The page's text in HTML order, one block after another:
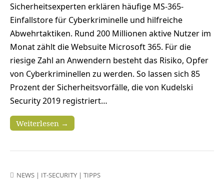
Sicherheitsexperten erklären häufige MS-365-
Einfallstore für Cyberkriminelle und hilfreiche
Abwehrtaktiken. Rund 200 Millionen aktive Nutzer im
Monat zählt die Websuite Microsoft 365. Für die
riesige Zahl an Anwendern besteht das Risiko, Opfer
von Cyberkriminellen zu werden. So lassen sich 85
Prozent der Sicherheitsvorfälle, die von Kudelski
Security 2019 registriert…
Weiterlesen →
NEWS | IT-SECURITY | TIPPS